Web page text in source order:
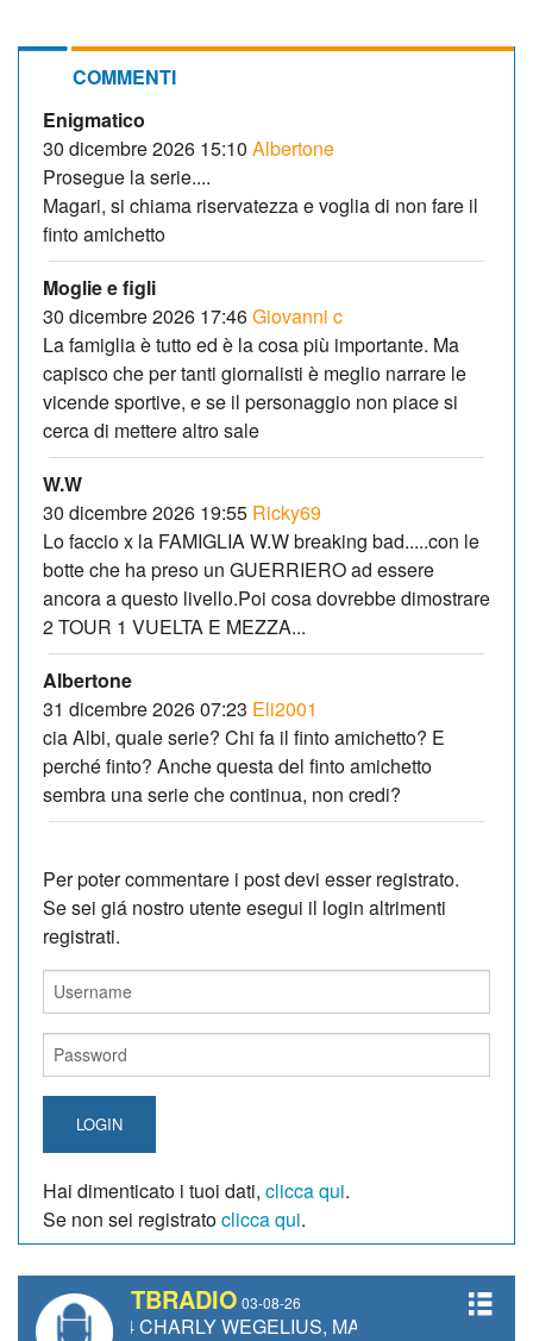
COMMENTI
Enigmatico
30 dicembre 2026 15:10 Albertone
Prosegue la serie....
Magari, si chiama riservatezza e voglia di non fare il
finto amichetto
Moglie e figli
30 dicembre 2026 17:46Giovanni c
La famiglia è tutto ed è la cosa più importante. Ma
capisco che per tanti giornalisti è meglio narrare le
vicende sportive, e se il personaggio non piace si
cerca di mettere altro sale
W.W
30 dicembre 2026 19:55 Ricky69
Lo faccio x la FAMIGLIA W.W breaking bad.....con le
botte che ha preso un GUERRIERO ad essere
ancora a questo livello.Poi cosa dovrebbe dimostrare
2 TOUR 1 VUELTA E MEZZA...
Albertone
31 dicembre 2026 07:23 Eli2001
cia Albi, quale serie? Chi fa il finto amichetto? E
perché finto? Anche questa del finto amichetto
sembra una serie che continua, non credi?
Per poter commentare i post devi esser registrato.
Se sei giá nostro utente esegui il login altrimenti
registrati.
LOGIN
Hai dimenticato i tuoi dati, clicca qui.
Se non sei registratoclicca qui.
TBRADIO 03-08-26
CHARLY WEGELIUS, MAURO GIANETTI, ANDREA